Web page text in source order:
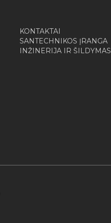
KONTAKTAI
SANTECHNIKOS ĮRANGA
INŽINERIJA IR ŠILDYMAS